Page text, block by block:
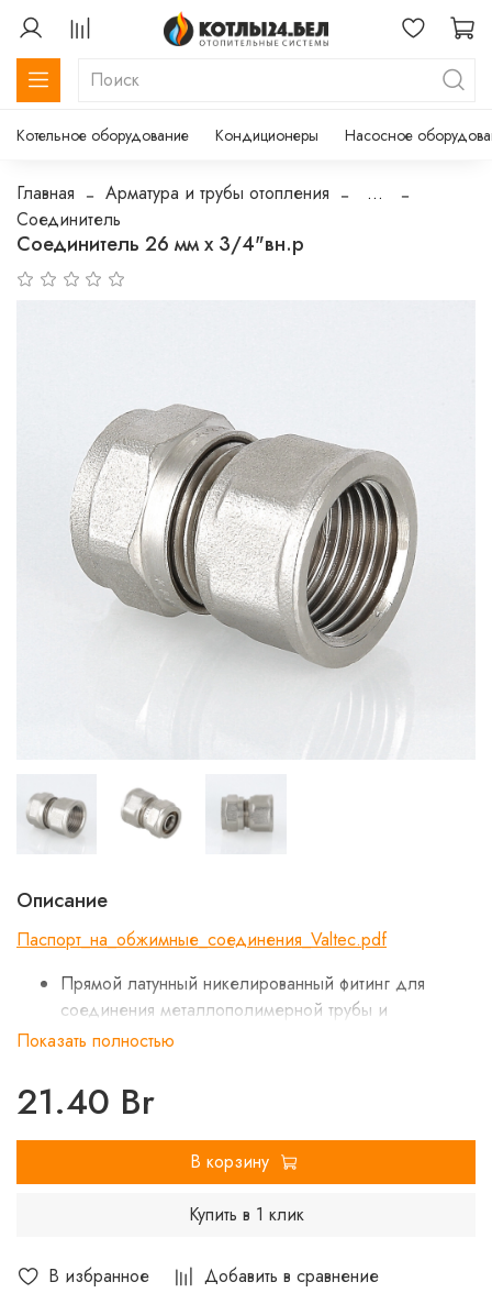
Котельное оборудование Кондиционеры Насосное
Главная Арматура и трубы отопления
...
Соединитель
Соединитель 26 мм х 3/4"вн.р
В избранное Добавить в сравнение
Описание
Паспорт_на_обжимные_соединения_Valtec.pdf
Прямой латунный никелированный фитинг для
соединения металлополимерной трубы и
компонента системы с резьбовым подключением.
Показать полностью
21.40 Br
В корзину
Купить в 1 клик